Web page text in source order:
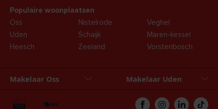
Populaire woonplaatsen
Oss
Uden
Heesch
Nistelrode
Schaijk
Zeeland
Veghel
Maren-kessel
Vorstenbosch
Makelaar Oss Makelaar Uden